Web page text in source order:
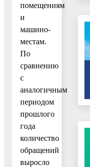
помещениям
и
машино-
местам.
По
сравнению
с
аналогичным
периодом
прошлого
года
количество
обращений
выросло